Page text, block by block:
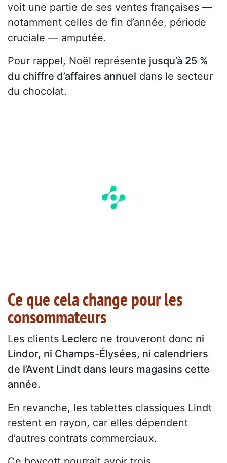
voit une partie de ses ventes françaises —
notamment celles de fin d’année, période
cruciale — amputée.
Pour rappel, Noël représente jusqu’à 25 %
du chiffre d’affaires annuel dans le secteur
du chocolat.
Ce que cela change pour les
consommateurs
Les clients Leclerc ne trouveront donc ni
Lindor, ni Champs-Élysées, ni calendriers
de l’Avent Lindt dans leurs magasins cette
année.
En revanche, les tablettes classiques Lindt
restent en rayon, car elles dépendent
d’autres contrats commerciaux.